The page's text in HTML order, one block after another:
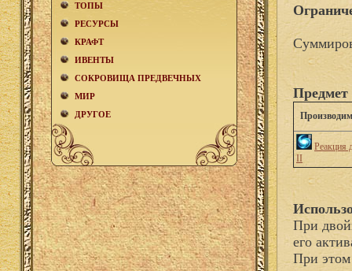
ТОПЫ
РЕСУРСЫ
КРАФТ
ИВЕНТЫ
СОКРОВИЩА ПРЕДВЕЧНЫХ
МИР
ДРУГОЕ
Предмет
Реакция
II
При
его
При этом